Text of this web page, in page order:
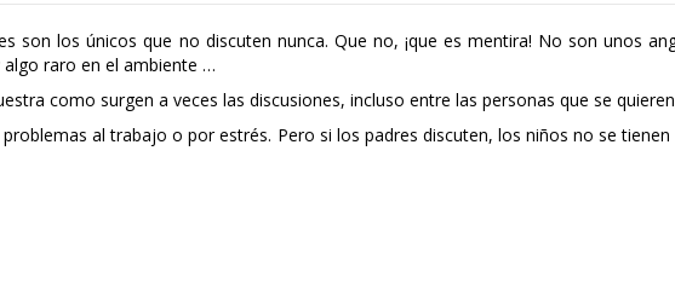
son los únicos que no discuten nunca. Que no, ¡que es mentira! No son unos
raro en el ambiente …
como surgen a veces las discusiones, incluso entre las personas que se
al trabajo o por estrés. Pero si los padres discuten, los niños no se